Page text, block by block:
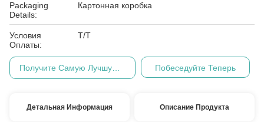
Packaging
Details:
Картонная коробка
Условия
Оплаты:
Т/Т
Побеседуйте Теперь
Детальная Информация Описание Продукта